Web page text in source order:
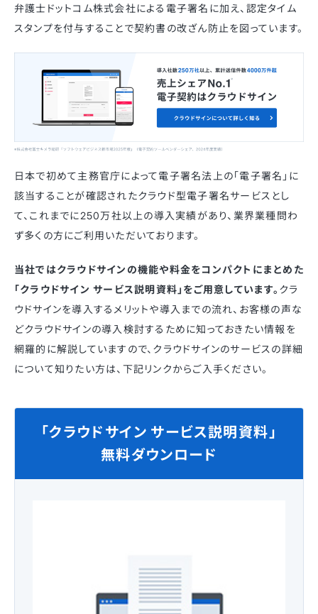
弁護士ドットコム株式会社による電子署名に加え、認定タイム
スタンプを付与することで契約書の改ざん防止を図っています。
日本で初めて主務官庁によって電子署名法上の「電子署名」に
該当することが確認されたクラウド型電子署名サービスとし
て、これまでに250万社以上の導入実績があり、業界業種問わ
ず多くの方にご利用いただいております。
当社ではクラウドサインの機能や料金をコンパクトにまとめた
「クラウドサイン サービス説明資料」をご用意しています。 クラ
ウドサインを導入するメリットや導入までの流れ、お客様の声な
どクラウドサインの導入検討するために知っておきたい情報を
網羅的に解説していますので、クラウドサインのサービスの詳細
について知りたい方は、下記リンクからご入手ください。
「クラウドサイン サービス説明資料」
無料ダウンロード